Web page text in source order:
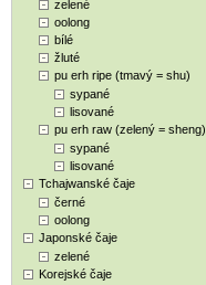
zelené
oolong
bílé
žluté
pu erh ripe (tmavý = shu)
sypané
lisované
pu erh raw (zelený = sheng)
sypané
lisované
Tchajwanské čaje
černé
oolong
Japonské čaje
zelené
Korejské čaje